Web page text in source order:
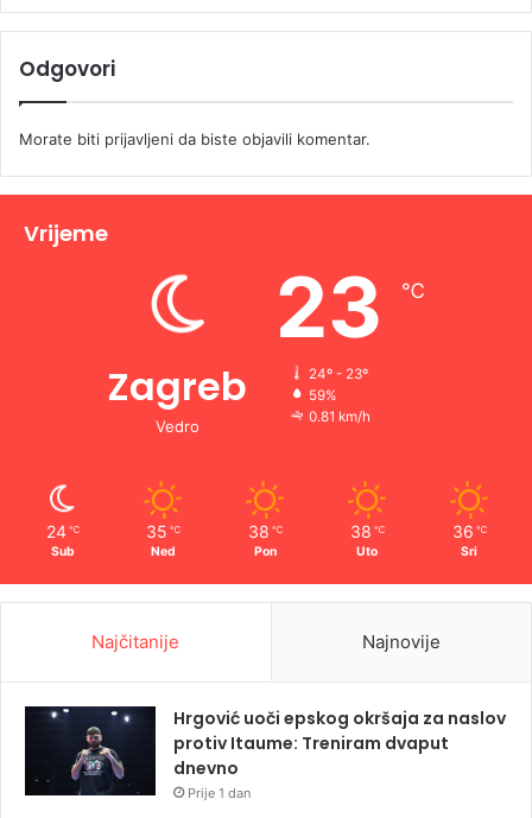
Odgovori
Morate biti prijavljeni da biste objavili komentar.
Vrijeme
Zagreb
Vedro
23 ℃
24º - 23º
59%
0.81 km/h
24 ℃
Sub
35 ℃
Ned
38 ℃
Pon
38 ℃
Uto
36 ℃
Sri
Najčitanije Najnovije
Hrgović uoči epskog okršaja za naslov
protiv Itaume: Treniram dvaput
dnevno
Prije 1 dan